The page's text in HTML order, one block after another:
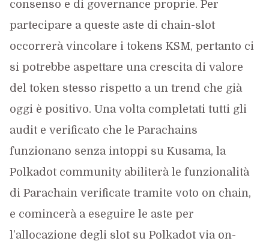
consenso e di governance proprie. Per
partecipare a queste aste di chain-slot
occorrerà vincolare i tokens KSM, pertanto ci
si potrebbe aspettare una crescita di valore
del token stesso rispetto a un trend che già
oggi è positivo. Una volta completati tutti gli
audit e verificato che le Parachains
funzionano senza intoppi su Kusama, la
Polkadot community abiliterà le funzionalità
di Parachain verificate tramite voto on chain,
e comincerà a eseguire le aste per
l’allocazione degli slot su Polkadot via on-